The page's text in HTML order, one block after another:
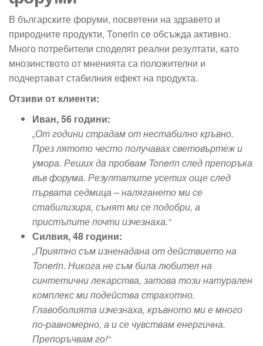
В българските форуми, посветени на здравето и
природните продукти, Tonerin се обсъжда активно.
Много потребители споделят реални резултати, като
мнозинството от мненията са положителни и
подчертават стабилния ефект на продукта.
Отзиви от клиенти:
Иван, 56 години:
„От години страдам от нестабилно кръвно.
През лятото често получавах световъртеж и
умора. Реших да пробвам Tonerin след препоръка
във форума. Резултатите усетих още след
първата седмица – налягането ми се
стабилизира, сънят ми се подобри, а
пристъпите почти изчезнаха.“
Силвия, 48 години:
„Приятно съм изненадана от действието на
Tonerin. Никога не съм била любител на
синтетични лекарства, затова този натурален
комплекс ми подейства страхотно.
Главоболията изчезнаха, кръвното ми е много
по-равномерно, а и се чувствам енергична.
Препоръчвам го!“